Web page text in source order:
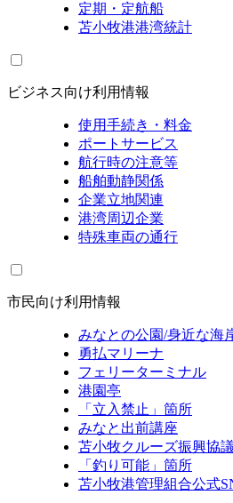
定期・定航船
苫小牧港港湾統計
ビジネス向け利用情報
使用手続き・料金
ポートサービス
航行時の注意等
船舶動静関係
企業立地関連
港湾周辺企業
特殊車両の通行
市民向け利用情報
みなとの公園/身近な海
勇払マリーナ
フェリーターミナル
港園亭
「立入禁止」箇所
みなと出前講座
苫小牧クルーズ振興協
「釣り可能」箇所
苫小牧港管理組合公式